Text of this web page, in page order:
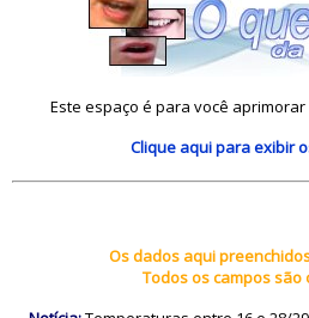
Este espaço é para você
Clique aquipara exibir
Os dados aqui
Todos os campos são